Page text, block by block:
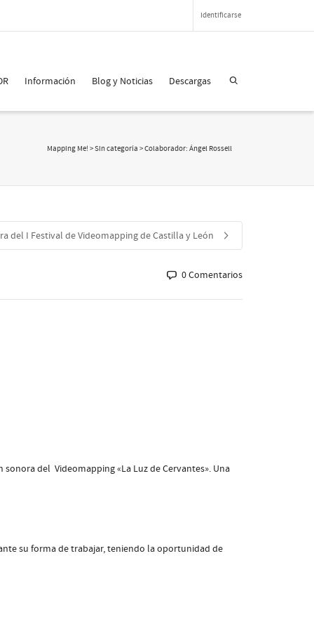
Identificarse
Información Blog y Noticias Descargas
Mapping Me! >Sin categoría >Colaborador: Ángel Rossell
del I Festival de Videomapping de Castilla y León
0 Comentarios
del Videomapping «La Luz de Cervantes». Una
su forma de trabajar, teniendo la oportunidad de